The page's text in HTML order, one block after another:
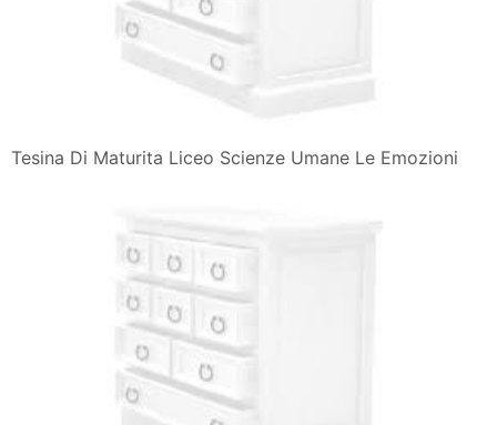
Tesina Di Maturita Liceo Scienze Umane Le Emozioni